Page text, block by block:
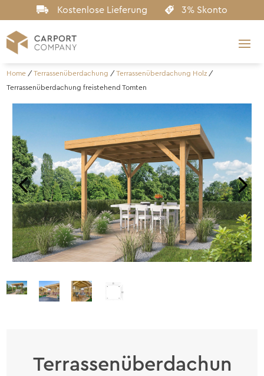
Kostenlose Lieferung 3% Skonto
Home /Terrassenüberdachung /Terrassenüberdachung Holz /
Terrassenüberdachung freistehend Tomten
Terrassenüberdachun